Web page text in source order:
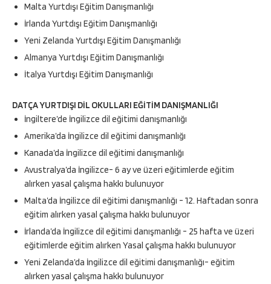
Malta Yurtdışı Eğitim Danışmanlığı
İrlanda Yurtdışı Eğitim Danışmanlığı
Yeni Zelanda Yurtdışı Eğitim Danışmanlığı
Almanya Yurtdışı Eğitim Danışmanlığı
İtalya Yurtdışı Eğitim Danışmanlığı
DATÇA YURTDIŞI DİL OKULLARI EĞİTİM DANIŞMANLIĞI
İngiltere’de İngilizce dil eğitimi danışmanlığı
Amerika’da İngilizce dil eğitimi danışmanlığı
Kanada’da İngilizce dil eğitimi danışmanlığı
Avustralya’da İngilizce- 6 ay ve üzeri eğitimlerde eğitim
alırken yasal çalışma hakkı bulunuyor
Malta’da İngilizce dil eğitimi danışmanlığı - 12. Haftadan sonra
eğitim alırken yasal çalışma hakkı bulunuyor
İrlanda’da İngilizce dil eğitimi danışmanlığı - 25 hafta ve üzeri
eğitimlerde eğitim alırken Yasal çalışma hakkı bulunuyor
Yeni Zelanda’da İngilizce dil eğitimi danışmanlığı- eğitim
alırken yasal çalışma hakkı bulunuyor